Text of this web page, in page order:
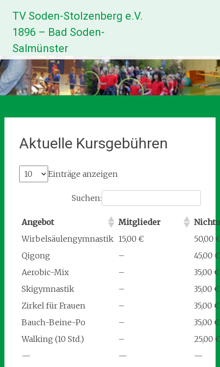
Inhalt
springen
TV Soden-Stolzenberg e.V.
1896 – Bad Soden-
Salmünster
Aktuelle Kursgebühren
Einträge anzeigen
Suchen:
Angebot Mitglieder
Wirbelsäulengymnastik 15,00 €
50,00
Qigong
–
45,00 €
Aerobic-Mix
–
35,00 €
Skigymnastik
–
35,00 €
Zirkel für Frauen
–
35,00 €
Bauch-Beine-Po
–
35,00 €
Walking (10 Std.)
–
25,00 €
—
—
—